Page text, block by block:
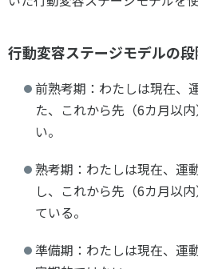
行動変容ステージモデルの
前熟考期：わたしは現在、
た、これから先（6カ月以
い。
熟考期：わたしは現在、運
し、これから先（6カ月以
ている。
準備期：わたしは現在、運